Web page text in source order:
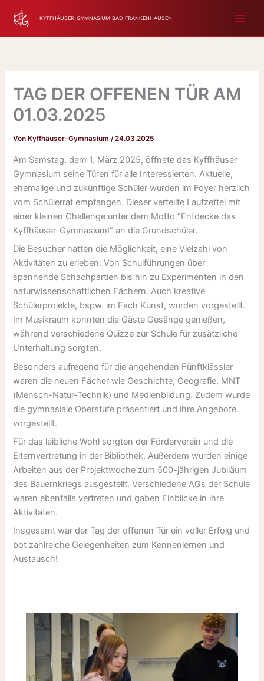
Inhalt
springen
KYFFHÄUSER-GYMNASIUM BAD FRANKENHAUSEN
TAG DER OFFENEN TÜR AM
01.03.2025
Von Kyffhäuser-Gymnasium/24.03.2025
Am Samstag, dem 1. März 2025, öffnete das Kyffhäuser-
Gymnasium seine Türen für alle Interessierten. Aktuelle,
ehemalige und zukünftige Schüler wurden im Foyer herzlich
vom Schülerrat empfangen. Dieser verteilte Laufzettel mit
einer kleinen Challenge unter dem Motto “Entdecke das
Kyffhäuser-Gymnasium!” an die Grundschüler.
Die Besucher hatten die Möglichkeit, eine Vielzahl von
Aktivitäten zu erleben: Von Schulführungen über
spannende Schachpartien bis hin zu Experimenten in den
naturwissenschaftlichen Fächern. Auch kreative
Schülerprojekte, bspw. im Fach Kunst, wurden vorgestellt.
Im Musikraum konnten die Gäste Gesänge genießen,
während verschiedene Quizze zur Schule für zusätzliche
Unterhaltung sorgten.
Besonders aufregend für die angehenden Fünftklässler
waren die neuen Fächer wie Geschichte, Geografie, MNT
(Mensch-Natur-Technik) und Medienbildung. Zudem wurde
die gymnasiale Oberstufe präsentiert und ihre Angebote
vorgestellt.
Für das leibliche Wohl sorgten der Förderverein und die
Elternvertretung in der Bibliothek. Außerdem wurden einige
Arbeiten aus der Projektwoche zum 500-jährigen Jubiläum
des Bauernkriegs ausgestellt. Verschiedene AGs der Schule
waren ebenfalls vertreten und gaben Einblicke in ihre
Aktivitäten.
Insgesamt war der Tag der offenen Tür ein voller Erfolg und
bot zahlreiche Gelegenheiten zum Kennenlernen und
Austausch!